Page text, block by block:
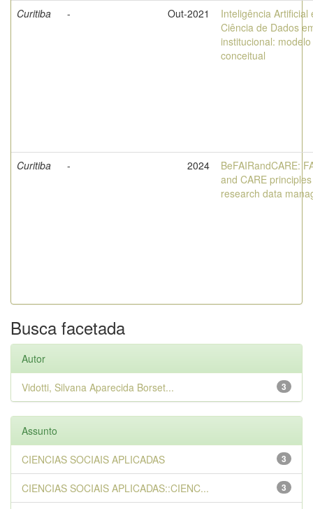
Curitiba - Out-2021
Inteligência Artificial
Ciência de Dados
institucional: modelo
conceitual
Curitiba - 2024
BeFAIRandCARE:
and CARE
research data
Busca facetada
Autor
3
Vidotti, Silvana Aparecida Borset...
Assunto
3
CIENCIAS SOCIAIS APLICADAS
3
CIENCIAS SOCIAIS APLICADAS::CIENC...